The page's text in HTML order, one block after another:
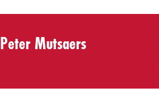
Peter Mutsaers